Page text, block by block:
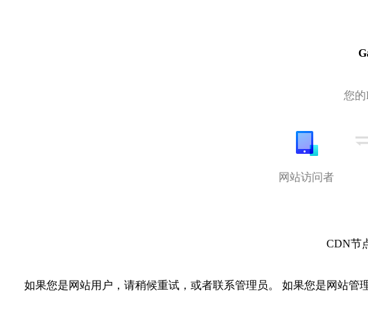
您的
网站访问者
CDN节
如果您是网站用户，请稍候重试，或者联系管理员。 如果您是网站管